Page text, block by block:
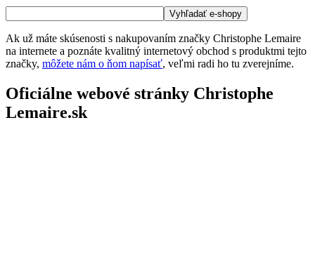
Ak už máte skúsenosti s nakupovaním značky Christophe Lemaire
na internete a poznáte kvalitný internetový obchod s produktmi tejto
značky, môžete nám o ňom napísať, veľmi radi ho tu zverejníme.
Oficiálne webové stránky Christophe
Lemaire.sk